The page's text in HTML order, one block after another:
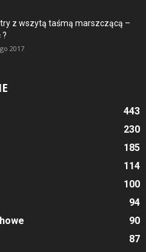
z wszytą taśmą marszczącą –
2017
443
230
185
114
100
94
90
87